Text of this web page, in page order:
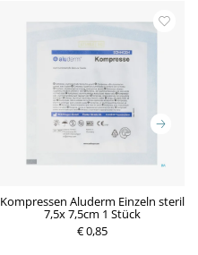
Kompressen Aluderm Einzeln steril
7,5x 7,5cm 1 Stück
€ 0,85